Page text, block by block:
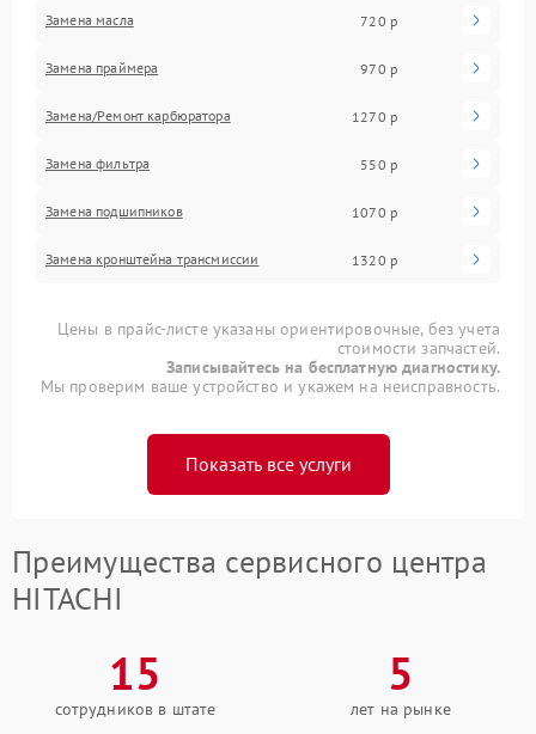
Замена масла 720 р
Замена праймера 970 р
Замена/Pемонт карбюратора 1270 р
Замена фильтра 550 р
Замена подшипников 1070 р
Замена кронштейна трансмиссии 1320 р
Цены в прайс-листе указаны ориентировочные, без учета
стоимости запчастей.
Записывайтесь на бесплатную диагностику.
Мы проверим ваше устройство и укажем на неисправность.
Показать все услуги
Преимущества сервисного центра
HITACHI
15
сотрудников в штате
5
лет на рынке